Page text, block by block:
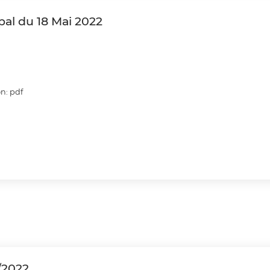
du 18 Mai 2022
pdf